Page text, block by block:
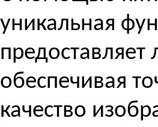
уникальная
обеспечивая
качество